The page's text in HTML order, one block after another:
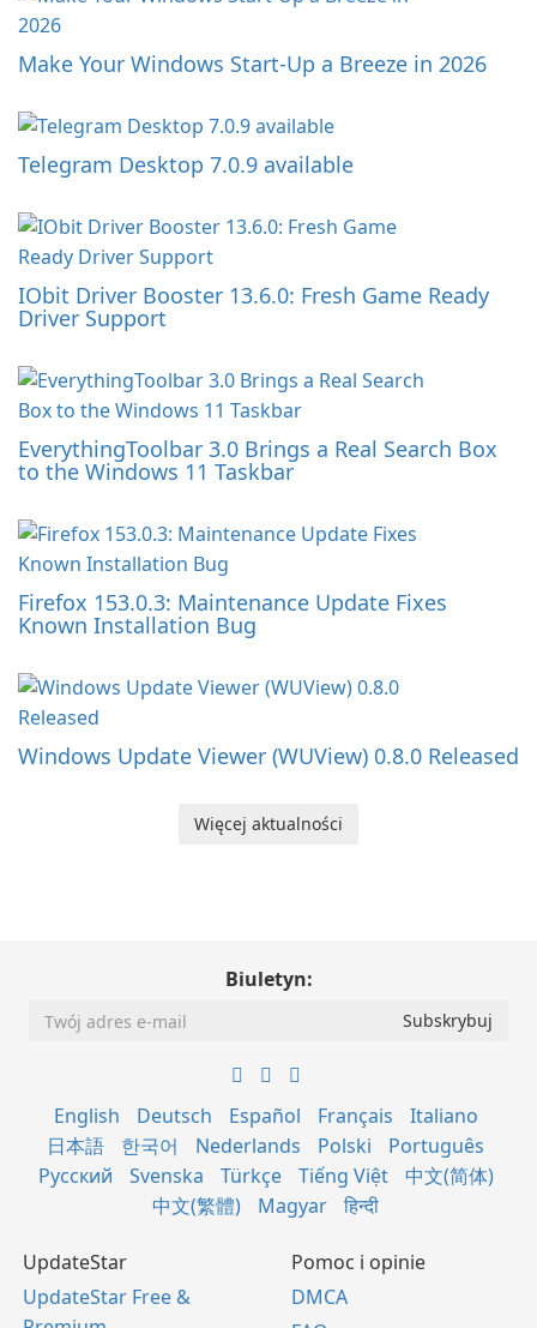
Make Your Windows Start-Up a Breeze in 2026
Telegram Desktop 7.0.9 available
IObit Driver Booster 13.6.0: Fresh Game Ready
Driver Support
EverythingToolbar 3.0 Brings a Real Search Box
to the Windows 11 Taskbar
Firefox 153.0.3: Maintenance Update Fixes
Known Installation Bug
Windows Update Viewer (WUView) 0.8.0 Released
Więcej aktualności
Biuletyn:
English Deutsch Español Français
Italiano
日本語
한국어 Nederlands Polski
Português
Русский
Svenska Türkçe Tiếng Việt
中文(简体)
中文(繁體)
Magyar हिन्दी
UpdateStar
UpdateStar Free &
Pomoc i opinie
DMCA